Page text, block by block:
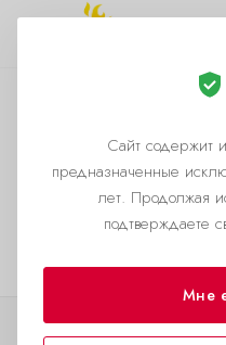
Сайт содержит
предназначенные
лет. Продолжая
подтверждаете
Мне
Результаты
получены
Главная страница Вич тест
Ваши результаты